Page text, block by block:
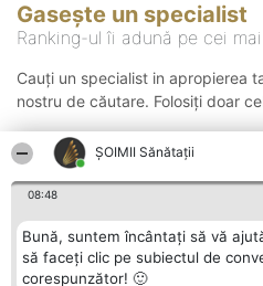
ŞOIMII Sănătații
08:48
Bună, suntem încântați să vă
să faceți clic pe subiectul de
corespunzător! 🙂
Gasește un specialist
Ranking-ul îi adună pe cei
Cauți un specialist in apropierea
nostru de căutare. Folosiți doar